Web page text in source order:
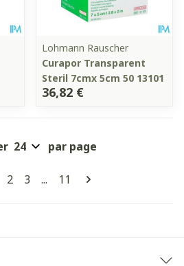
Lohmann Rauscher
Curapor Transparent
Steril 7cmx 5cm 50 13101
36,82 €
Pages
lisez actuellement la page
Page
2 Page
3 ... Page
11
par page